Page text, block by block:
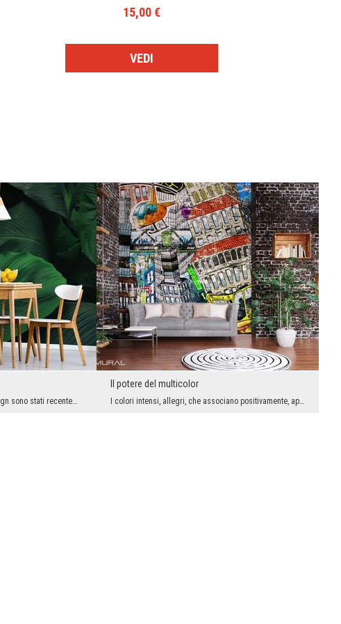
15,00 €
VEDI
I motivi vegetali nell'interior design sono stati recentemente un grande successo, anche la tridi...
Il potere del multicolor
I colori intensi, allegri, che associano positivamente, appaiono sempre più spesso come elementi ...